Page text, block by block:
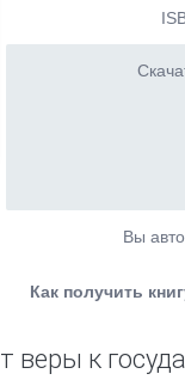
Вы
Как получить
веры к